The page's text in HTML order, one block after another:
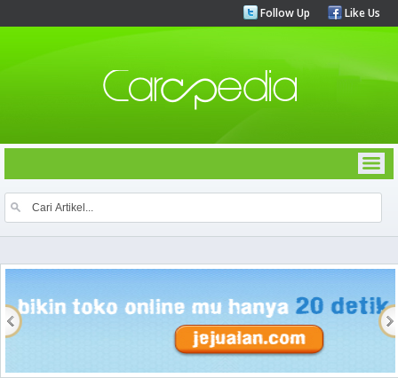
Follow Up Like Us